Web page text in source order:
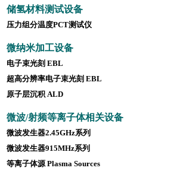
储氢材料测试设备
压力组分温度PCT测试仪
微纳米加工设备
电子束光刻 EBL
超高分辨率电子束光刻 EBL
原子层沉积 ALD
微波/射频等离子体相关设备
微波发生器2.45GHz系列
微波发生器915MHz系列
等离子体源 Plasma Sources